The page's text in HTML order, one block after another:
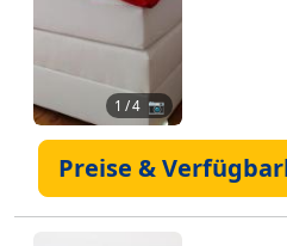
1 / 4 📷
Preise &